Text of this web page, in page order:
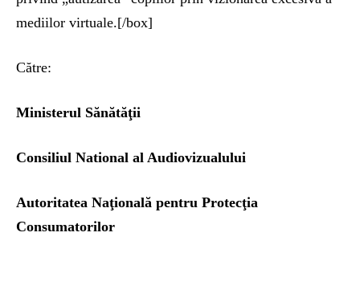
mediilor virtuale.[/box]
Către:
Ministerul Sănătăţii
Consiliul National al Audiovizualului
Autoritatea Naţională pentru Protecţia
Consumatorilor